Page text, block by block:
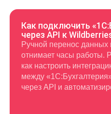
Как подключить
через API к
Ручной перенос данных
отнимает часы работы.
как настроить
между
через API и